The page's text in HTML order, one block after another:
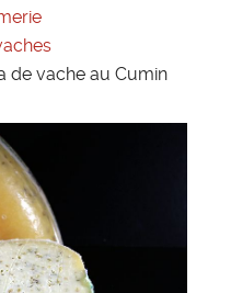
de vache au Cumin